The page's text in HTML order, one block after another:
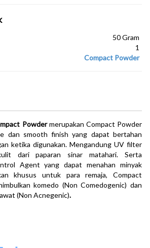
50 Gram
1
Compact Powder
Powdermerupakan Compact Powder
dan smooth finish yang dapat bertahan
ketika digunakan. Mengandung UV filter
dari paparan sinar matahari. Serta
Agent yang dapat menahan minyak
khusus untuk para remaja, Compact
komedo (Non Comedogenic) dan
(Non Acnegenic).